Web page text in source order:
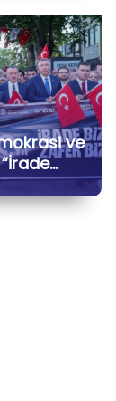
ve
Kortej